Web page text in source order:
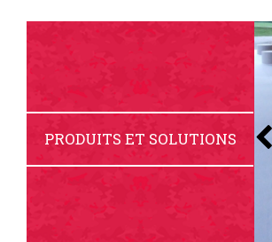
PRODUITS ET SOLUTIONS
ACCESSORI